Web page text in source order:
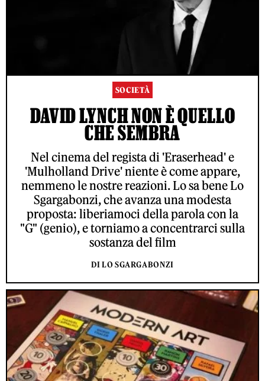
SOCIETÀ
DAVID LYNCH NON È QUELLO
CHE SEMBRA
Nel cinema del regista di 'Eraserhead' e
'Mulholland Drive' niente è come appare,
nemmeno le nostre reazioni. Lo sa bene Lo
Sgargabonzi, che avanza una modesta
proposta: liberiamoci della parola con la
"G" (genio), e torniamo a concentrarci sulla
sostanza del film
DI LO SGARGABONZI